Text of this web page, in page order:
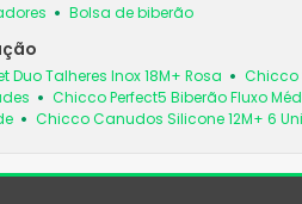
Bolsa de biberão
Duo Talheres Inox 18M+ Rosa
Chicco
Chicco Perfect5 Biberão Fluxo
Chicco Canudos Silicone 12M+ 6